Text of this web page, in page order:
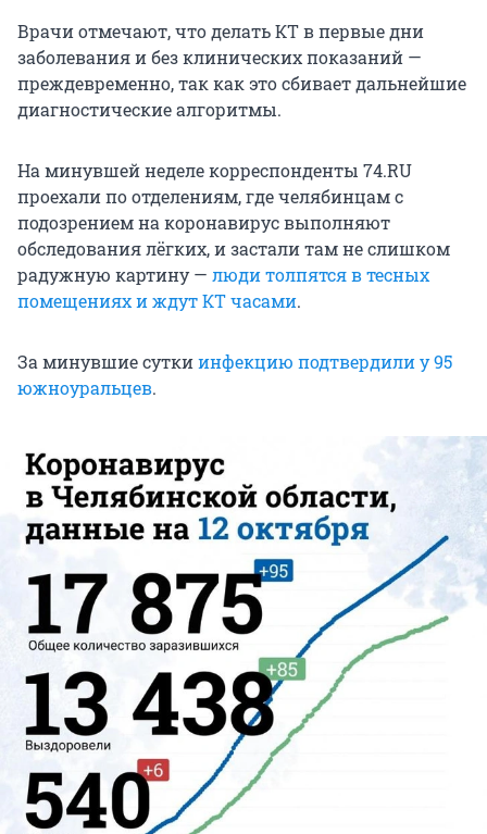
Врачи отмечают, что делать КТ в первые дни
заболевания и без клинических показаний —
преждевременно, так как это сбивает дальнейшие
диагностические алгоритмы.
На минувшей неделе корреспонденты 74.RU
проехали по отделениям, где челябинцам с
подозрением на коронавирус выполняют
обследования лёгких, и застали там не слишком
радужную картину — люди толпятся в тесных
помещениях и ждут КТ часами.
За минувшие суткиинфекцию подтвердили у 95
южноуральцев.